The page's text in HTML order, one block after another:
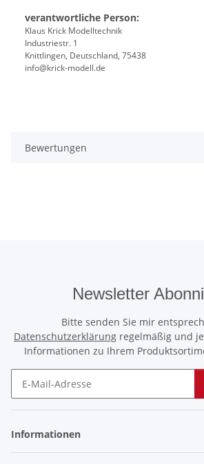
verantwortliche Person:
Klaus Krick Modelltechnik
Industriestr. 1
Knittlingen, Deutschland, 75438
info@krick-modell.de
Bewertungen
Newsletter
Bitte senden Sie mir
Datenschutzerklärung regelmäßig und
Informationen zu Ihrem
Informationen